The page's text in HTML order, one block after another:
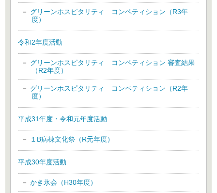
グリーンホスピタリティ コンペティション（R3年
度）
令和2年度活動
グリーンホスピタリティ コンペティション 審査結果
（R2年度）
グリーンホスピタリティ コンペティション（R2年
度）
平成31年度・令和元年度活動
１B病棟文化祭（R元年度）
平成30年度活動
かき氷会（H30年度）